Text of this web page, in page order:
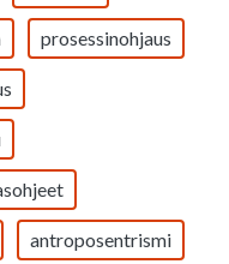
prosessinohjaus
antroposentrismi